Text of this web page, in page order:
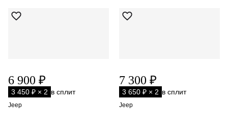
6 900 ₽
3 450 ₽ × 2 в сплит
Jeep
7 300 ₽
3 650 ₽ × 2 в сплит
Jeep